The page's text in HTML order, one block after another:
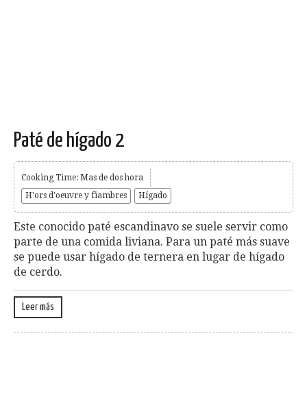
Paté de hígado 2
Cooking Time: Mas de dos hora
H'ors d'oeuvre y fiambres
Hígado
Este conocido paté escandinavo se suele servir como
parte de una comida liviana. Para un paté más suave
se puede usar hígado de ternera en lugar de hígado
de cerdo.
Leer más